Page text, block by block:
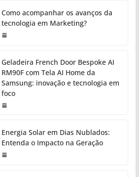
Como acompanhar os avanços da
tecnologia em Marketing?
Geladeira French Door Bespoke AI
RM90F com Tela AI Home da
Samsung: inovação e tecnologia em
foco
Energia Solar em Dias Nublados:
Entenda o Impacto na Geração